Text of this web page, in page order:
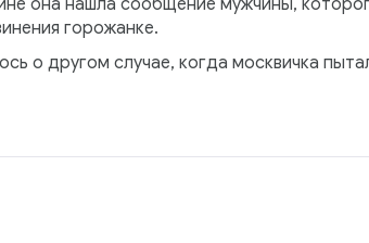
она нашла сообщение мужчины,
горожанке.
о другом случае, когда москвичка